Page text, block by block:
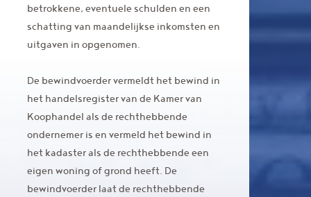
betrokkene, eventuele schulden en een
schatting van maandelijkse inkomsten en
uitgaven in opgenomen.
De bewindvoerder vermeldt het bewind in
het handelsregister van de Kamer van
Koophandel als de rechthebbende
ondernemer is en vermeld het bewind in
het kadaster als de rechthebbende een
eigen woning of grond heeft. De
bewindvoerder laat de rechthebbende